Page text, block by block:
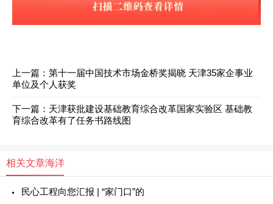
上一篇： 第十一届中国技术市场金桥奖揭晓 天津35家企事业
单位及个人获奖
下一篇： 天津获批建设基础教育综合改革国家实验区 基础教
育综合改革有了任务书路线图
相关文章海洋
民心工程向您汇报 | “家门口”的